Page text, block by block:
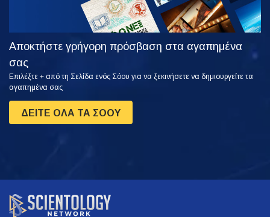
Αποκτήστε γρήγορη πρόσβαση στα αγαπημένα
σας
Επιλέξτε + από τη Σελίδα ενός Σόου για να ξεκινήσετε να δημιουργείτε τα
αγαπημένα σας
ΔΕΙΤΕ ΟΛΑ ΤΑ ΣΟΟΥ